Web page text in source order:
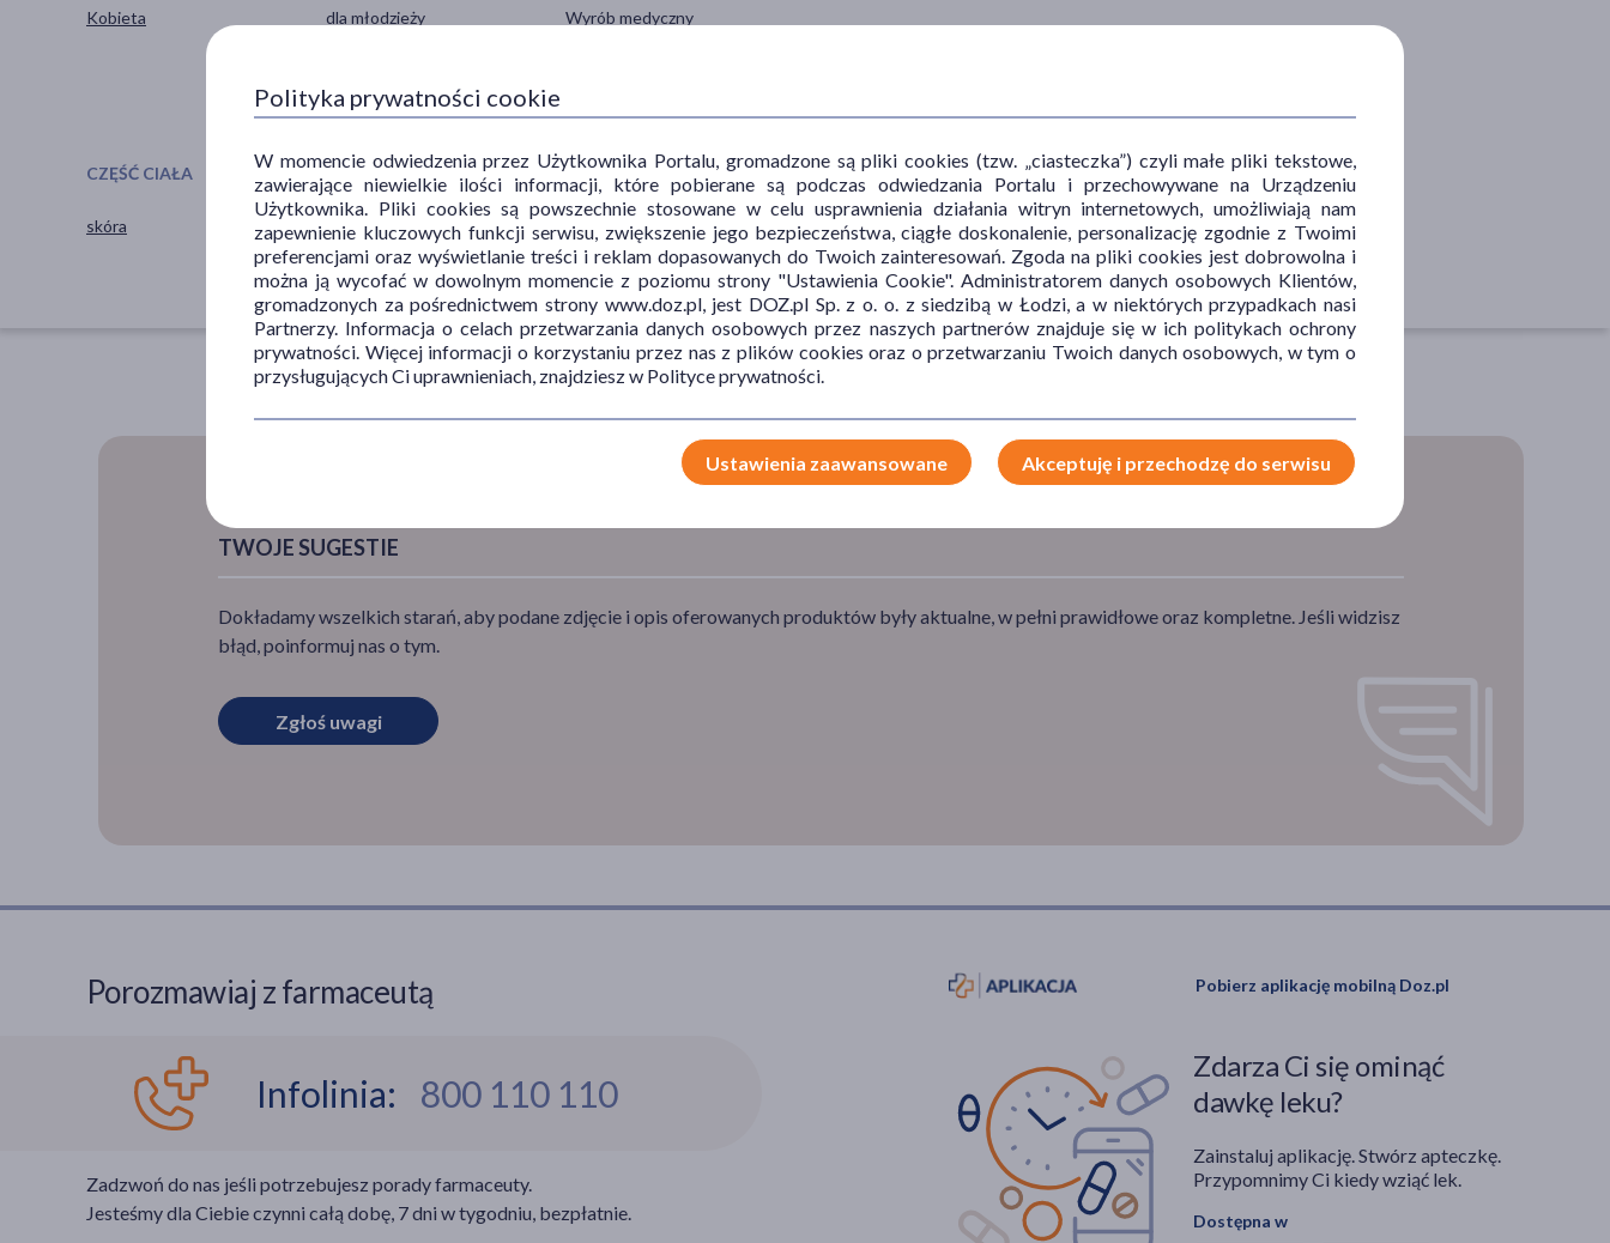
Kobieta
dla młodzieży
Wyrób medyczny
CZĘŚĆ CIAŁA
skóra
PORA STOSOWANIA
na dzień
na noc
SPOSÓB APLIKACJI
na skórę
AKCESORIA
kompres
TWOJE SUGESTIE
Dokładamy wszelkich starań, aby podane zdjęcie i opis oferowanych produktów były aktualne, w pełni prawidłowe oraz kompletne. Jeśli widzisz
błąd, poinformuj nas o tym.
Zgłoś uwagi
Porozmawiaj z farmaceutą
Infolinia: 800 110 110
Zadzwoń do nas jeśli potrzebujesz porady farmaceuty.
Jesteśmy dla Ciebie czynni całą dobę, 7 dni w tygodniu, bezpłatnie.
Pobierz aplikację mobilną Doz.pl
Zdarza Ci się ominąć
dawkę leku?
Zainstaluj aplikację. Stwórz apteczkę.
Przypomnimy Ci kiedy wziąć lek.
Dostępna w
Polityka prywatności cookie
W momencie odwiedzenia przez Użytkownika Portalu, gromadzone są pliki cookies (tzw. „ciasteczka”) czyli małe pliki tekstowe,
zawierające niewielkie ilości informacji, które pobierane są podczas odwiedzania Portalu i przechowywane na Urządzeniu
Użytkownika. Pliki cookies są powszechnie stosowane w celu usprawnienia działania witryn internetowych, umożliwiają nam
zapewnienie kluczowych funkcji serwisu, zwiększenie jego bezpieczeństwa, ciągłe doskonalenie, personalizację zgodnie z Twoimi
preferencjami oraz wyświetlanie treści i reklam dopasowanych do Twoich zainteresowań. Zgoda na pliki cookies jest dobrowolna i
można ją wycofać w dowolnym momencie z poziomu strony "Ustawienia Cookie". Administratorem danych osobowych Klientów,
gromadzonych za pośrednictwem strony www.doz.pl, jest DOZ.pl Sp. z o. o. z siedzibą w Łodzi, a w niektórych przypadkach nasi
Partnerzy. Informacja o celach przetwarzania danych osobowych przez naszych partnerów znajduje się w ich politykach ochrony
prywatności. Więcej informacji o korzystaniu przez nas z plików cookies oraz o przetwarzaniu Twoich danych osobowych, w tym o
przysługujących Ci uprawnieniach, znajdziesz w Polityce prywatności.
Ustawienia zaawansowane Akceptuję i przechodzę do serwisu